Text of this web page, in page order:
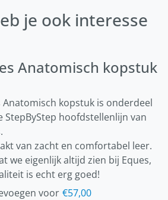
je ook interesse
Anatomisch kopstuk
Anatomisch kopstuk is onderdeel
StepByStep hoofdstellenlijn van
van zacht en comfortabel leer.
we eigenlijk altijd zien bij Eques,
is echt erg goed!
voor €57,00